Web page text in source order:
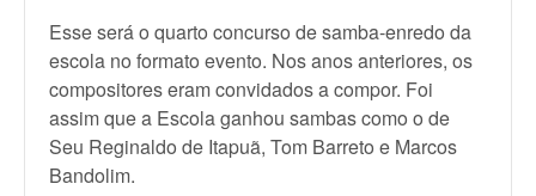
Esse será o quarto concurso de samba-enredo da
escola no formato evento. Nos anos anteriores, os
compositores eram convidados a compor. Foi
assim que a Escola ganhou sambas como o de
Seu Reginaldo de Itapuã, Tom Barreto e Marcos
Bandolim.